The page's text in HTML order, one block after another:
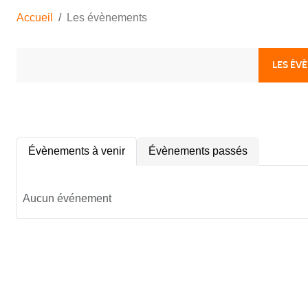
Accueil Les évènements
LES
Évènements à venir Évènements passés
Aucun événement